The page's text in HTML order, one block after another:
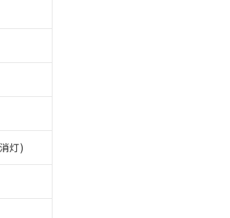
灯)
品に切り替える予定のある商品です。
の商品で、対応品を出す予定はありません。
のない商品です。
品と判明した場合などやむを得ず変更すること